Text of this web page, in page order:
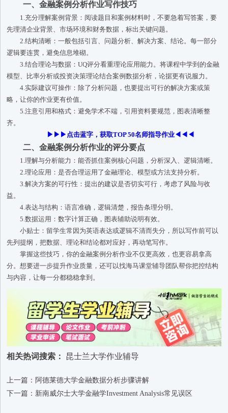
一、金融案例分析作业写作技巧
1.充分理解案例背景：阅读题目和案例材料时，不要急着写答案，要
先理清企业背景、市场环境和财务数据，标出关键问题。
2.结构清晰：一般包括引言、问题分析、解决方案、结论。每一部分
逻辑要连贯，避免信息堆砌。
3.结合理论与数据：UQ评分看重理论应用能力。将课程中学到的金融
模型、比率分析或投资决策理论结合案例数据分析，论据更有说服力。
4.实际建议可操作：除了分析问题，也要提出可行的解决方案或策
略，让你的作业更有价值。
5.注意引用和格式：避免学术不端，引用资料要规范，图表清晰整
齐。
▶▶▶点击蓝字，获取TOP 50名师指导作业◀◀◀
二、金融案例分析作业的评分要点
1.理解与分析能力：能否抓住案例核心问题，分析深入、逻辑清晰。
2.理论应用：是否合理运用了金融理论、模型或方法支持分析。
3.解决方案的可行性：提出的建议是否切实可行，考虑了风险与收
益。
4.表达与结构：语言准确，逻辑清楚，报告条理分明。
5.数据运用：数字计算正确，图表辅助说明有效。
小贴士：留学生常因为英语表达或逻辑不清而失分，所以写作前可以
先列提纲，把数据、理论和结论都对应好，再动笔写作。
掌握这些技巧，你的金融案例分析作业不仅更高效，也更容易拿高
分。想要进一步提升作业质量，还可以找海马课堂辅导团队帮你把控结构
与内容，让每一分都稳稳拿到。
相关热词搜索： 昆士兰大学作业辅导
上一篇：阿德莱德大学金融数据分析步骤讲解
下一篇：新南威尔士大学金融学Investment Analysis常见误区